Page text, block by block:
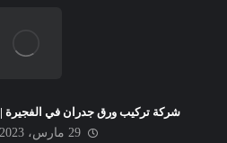
شركة تركيب ورق جدران في الفجيرة |0564421019|الدرع الذهبي
29 مارس، 2023